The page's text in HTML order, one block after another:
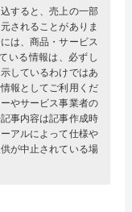
すると、売上の一部
されることがありま
は、商品・サービス
いる情報は、必ずし
しているわけではあ
報としてご利用くだ
やサービス事業者の
事内容は記事作成時
アルによって仕様や
が中止されている場